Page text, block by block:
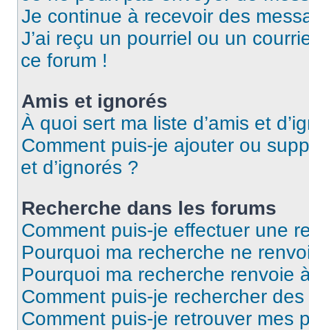
Je continue à recevoir des
J’ai reçu un pourriel ou un
ce forum !
Amis et ignorés
À quoi sert ma liste d’amis et
Comment puis-je ajouter ou
et d’ignorés ?
Recherche dans les forums
Comment puis-je effectuer une
Pourquoi ma recherche ne
Pourquoi ma recherche renvoie
Comment puis-je rechercher
Comment puis-je retrouver mes